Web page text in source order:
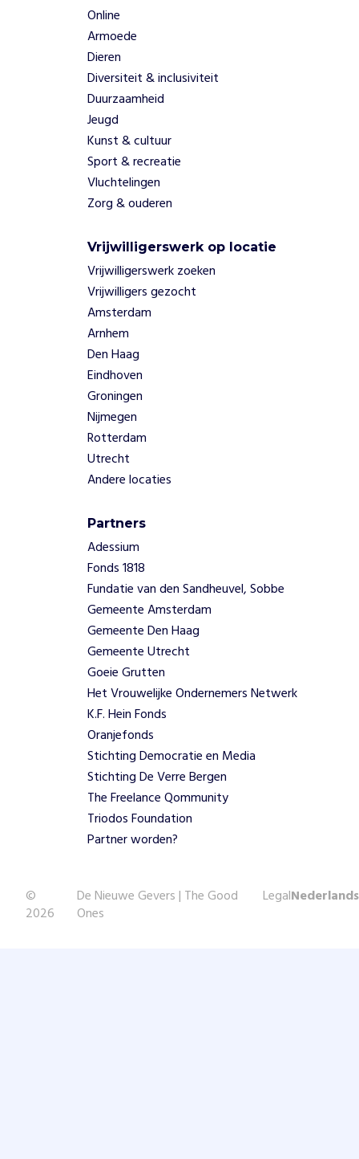
Online
Armoede
Dieren
Diversiteit & inclusiviteit
Duurzaamheid
Jeugd
Kunst & cultuur
Sport & recreatie
Vluchtelingen
Zorg & ouderen
Vrijwilligerswerk op locatie
Vrijwilligerswerk zoeken
Vrijwilligers gezocht
Amsterdam
Arnhem
Den Haag
Eindhoven
Groningen
Nijmegen
Rotterdam
Utrecht
Andere locaties
Partners
Adessium
Fonds 1818
Fundatie van den Sandheuvel, Sobbe
Gemeente Amsterdam
Gemeente Den Haag
Gemeente Utrecht
Goeie Grutten
Het Vrouwelijke Ondernemers Netwerk
K.F. Hein Fonds
Oranjefonds
Stichting Democratie en Media
Stichting De Verre Bergen
The Freelance Qommunity
Triodos Foundation
Partner worden?
©
2026
De Nieuwe Gevers | The Good
Ones
LegalNederlands